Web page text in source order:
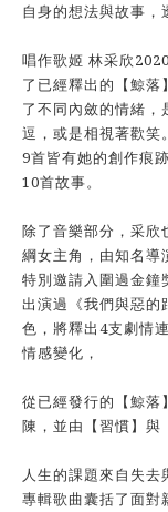
自身的想法與故事，
唱作歌姬 林采欣
了已經釋出的【鯨
了不同內斂的情緒
逗，或是相視著歡笑
9首皆有她的創作痕
10首故事。
除了音樂部分，采
綱女主角，由知名導
特別邀請入圍過金鐘
出演過《我們與惡的
色，將釋出4支劇情
情感變化，
從已經發行的【鯨
陳，並由【習慣】與
人生的課題來自失去
專輯歌曲囊括了面對